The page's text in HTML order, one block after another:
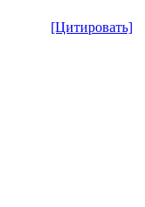
[Цитировать]